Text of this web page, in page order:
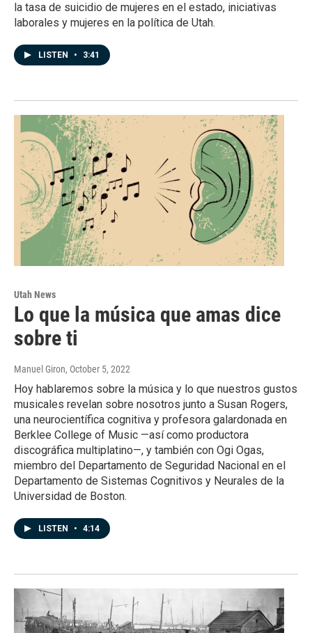
la tasa de suicidio de mujeres en el estado, iniciativas
laborales y mujeres en la política de Utah.
LISTEN • 3:41
Utah News
Lo que la música que amas dice
sobre ti
Manuel Giron, October 5, 2022
Hoy hablaremos sobre la música y lo que nuestros gustos
musicales revelan sobre nosotros junto a Susan Rogers,
una neurocientífica cognitiva y profesora galardonada en
Berklee College of Music —así como productora
discográfica multiplatino—, y también con Ogi Ogas,
miembro del Departamento de Seguridad Nacional en el
Departamento de Sistemas Cognitivos y Neurales de la
Universidad de Boston.
LISTEN • 4:14